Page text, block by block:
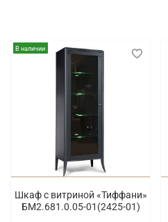
В наличии
Шкаф с витриной «Тиффани»
БМ2.681.0.05-01(2425-01)